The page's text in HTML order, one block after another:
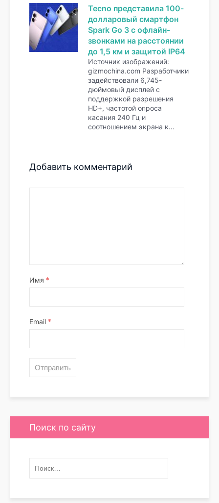
Tecno представила 100-
долларовый смартфон
Spark Go 3 с офлайн-
звонками на расстоянии
до 1,5 км и защитой IP64
Источник изображений:
gizmochina.com Разработчики
задействовали 6,745-
дюймовый дисплей с
поддержкой разрешения
HD+, частотой опроса
касания 240 Гц и
соотношением экрана к…
Добавить комментарий
Имя *
Email *
Поиск по сайту